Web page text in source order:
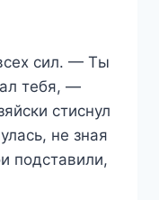
сил. — Ты
тебя, —
стиснул
не зная
подставили,